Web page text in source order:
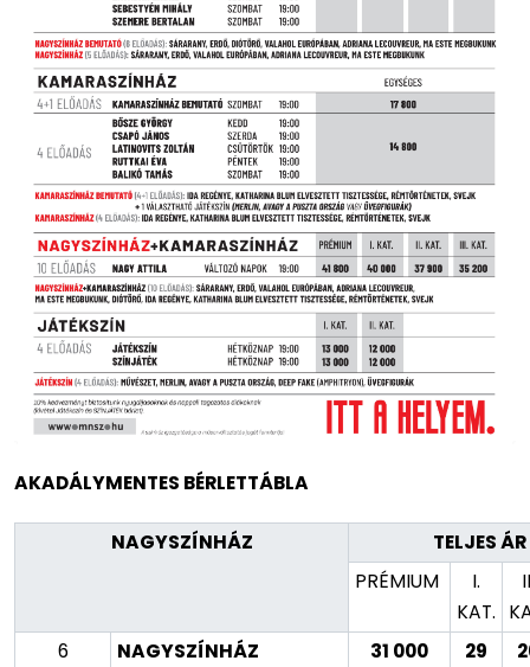
AKADÁLYMENTES BÉRLETTÁBLA
NAGYSZÍNHÁZ
TELJES ÁR
PRÉMIUM
I.
KAT.
6
NAGYSZÍNHÁZ
31 000
29